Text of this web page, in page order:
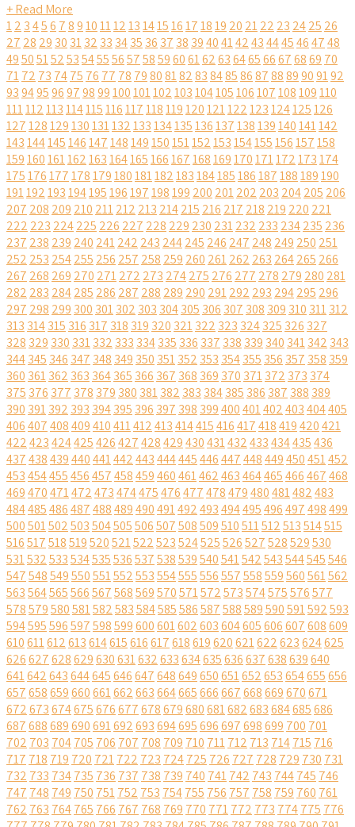
+ Read More
12 3456 78910111213141516171819 20 2122 23 2425 26
27 28 29 30 3132 33 3435 36 37 38 39404142434445464748
495051525354555657585960616263646566676869 70
7172 73 7475 76 77 78 7980818283848586878889909192
93949596979899100101102103104105106107108109110
111112113114115116117118119120121122123124125126
127128129130131132133134135136137138139140141142
143144145146147148149150151152153154155156157158
159160161162163164165166167168169170171172173174
175176177178179180181182183184185186187188189190
191192193194195196197198199 200 201202 203 204205 206
207 208 209 210 211212 213 214215 216 217 218 219 220 221
222 223 224225 226 227 228 229 230 231232 233 234235 236
237 238 239 240 241242 243 244245 246 247 248 249 250 251
252 253 254255 256 257 258 259 260 261262 263 264265 266
267 268 269 270 271272 273 274275 276 277 278 279 280 281
282 283 284285 286 287 288 289 290 291292 293 294295 296
297 298 299 300 301302 303 304305 306 307 308 309 310 311312
313 314315 316 317 318 319 320 321322 323 324325 326 327
328 329 330 331332 333 334335 336 337 338 339 340 341342 343
344345 346 347 348 349 350 351352 353 354355 356 357 358 359
360 361362 363 364365 366 367 368 369 370 371372 373 374
375 376 377 378 379 380 381382 383 384385 386 387 388 389
390 391392 393 394395 396 397 398 399400401402403404405
406407408409410411412413414415416417418419420421
422423424425426427428429430431432433434435436
437438439440441442443444445446447448449450451452
453454455456457458459460461462463464465466467468
469470471472473474475476477478479480481482483
484485486487488489490491492493494495496497498499
500501502503504505506507508509510511512513514515
516517518519520521522523524525526527528529530
531532533534535536537538539540541542543544545546
547548549550551552553554555556557558559560561562
563564565566567568569570571572573574575576577
578579580581582583584585586587588589590591592593
594595596597598599600601602603604605606607608609
610611612613614615616617618619620621622623624625
626627628629630631632633634635636637638639640
641642643644645646647648649650651652653654655656
657658659660661662663664665666667668669670671
672673674675676677678679680681682683684685686
687688689690691692693694695696697698699 700 701
702 703 704705 706 707 708 709 710 711712 713 714715 716
717 718 719 720 721722 723 724725 726 727 728 729 730 731
732 733 734735 736 737 738 739 740 741742 743 744745 746
747 748 749 750 751752 753 754755 756 757 758 759 760 761
762 763 764765 766 767 768 769 770 771772 773 774775 776